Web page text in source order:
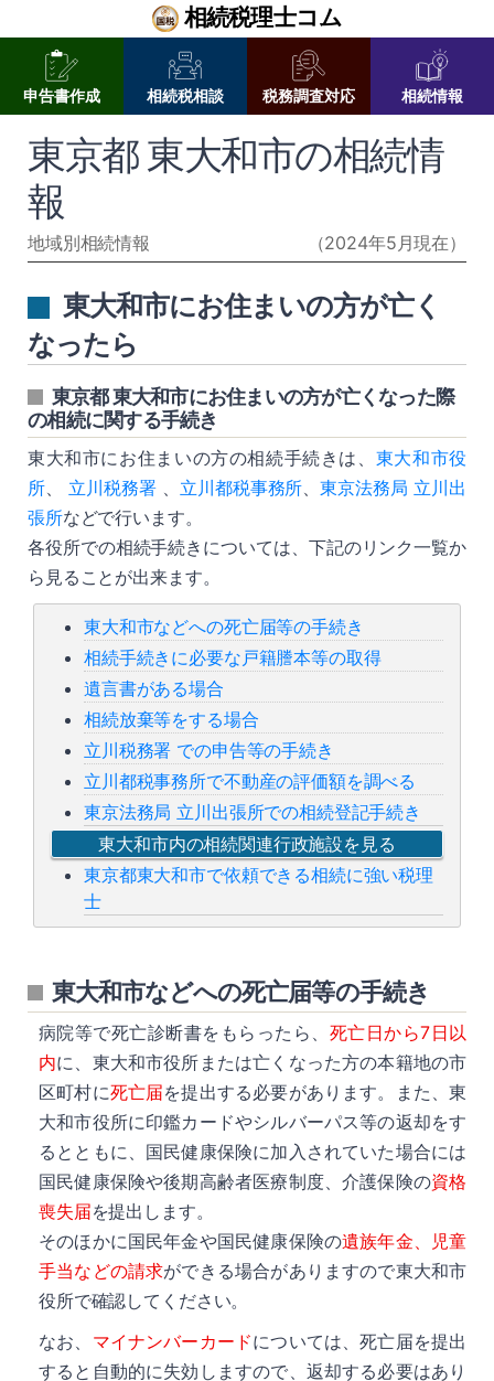
相続税理士コム
申告書作成 相続税相談 税務調査対応 相続情報
東京都 東大和市の相続情
報
地域別相続情報 （2024年5月現在）
東大和市にお住まいの方が亡く
なったら
東京都 東大和市にお住まいの方が亡くなった際
の相続に関する手続き
東大和市にお住まいの方の相続手続きは、 東大和市役
所、 立川税務署、 立川都税事務所 、東京法務局 立川出
張所などで行います。
各役所での相続手続きについては、下記のリンク一覧か
ら見ることが出来ます。
東大和市などへの死亡届等の手続き
相続手続きに必要な戸籍謄本等の取得
遺言書がある場合
相続放棄等をする場合
立川税務署 での申告等の手続き
立川都税事務所で不動産の評価額を調べる
東京法務局 立川出張所での相続登記手続き
東大和市内の相続関連行政施設を見る
東京都東大和市で依頼できる相続に強い税理
士
東大和市などへの死亡届等の手続き
病院等で死亡診断書をもらったら、 死亡日から7日以
内に、東大和市役所または亡くなった方の本籍地の市
区町村に死亡届を提出する必要があります。また、東
大和市役所に印鑑カードやシルバーパス等の返却をす
るとともに、国民健康保険に加入されていた場合には
国民健康保険や後期高齢者医療制度、介護保険の資格
喪失届を提出します。
そのほかに国民年金や国民健康保険の遺族年金、児童
手当などの請求ができる場合がありますので東大和市
役所で確認してください。
なお、 マイナンバーカードについては、死亡届を提出
すると自動的に失効しますので、返却する必要はあり